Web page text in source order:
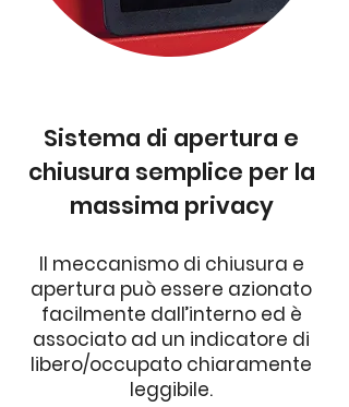
Sistema di apertura e
chiusura semplice per la
massima privacy
Il meccanismo di chiusura e
apertura può essere azionato
facilmente dall’interno ed è
associato ad un indicatore di
libero/occupato chiaramente
leggibile.